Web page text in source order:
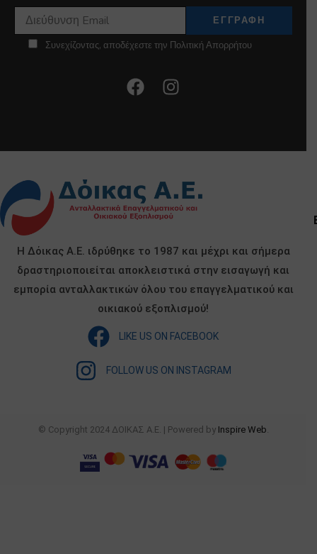
Συνεχίζοντας, αποδέχεστε την Πολιτική Απορρήτου
Η Δόικας Α.Ε. ιδρύθηκε το 1987 και μέχρι και σήμερα
δραστηριοποιείται αποκλειστικά στην εισαγωγή και
εμπορία ανταλλακτικών όλου του επαγγελματικού και
οικιακού εξοπλισμού!
LIKE US ON FACEBOOK
FOLLOW US ON INSTAGRAM
© Copyright 2024 ΔΟΙΚΑΣ Α.Ε. | Powered by Inspire Web.